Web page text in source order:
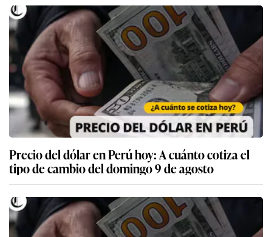
Precio del dólar en Perú hoy: A cuánto cotiza el
tipo de cambio del domingo 9 de agosto